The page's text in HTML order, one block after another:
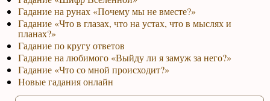
Гадание на рунах «Почему мы не вместе?»
Гадание «Что в глазах, что на устах, что в мыслях и
планах?»
Гадание по кругу ответов
Гадание на любимого «Выйду ли я замуж за него?»
Гадание «Что со мной происходит?»
Новые гадания онлайн